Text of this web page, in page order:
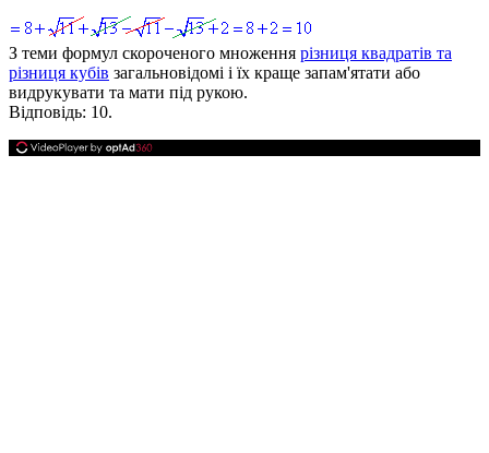
З теми формул скороченого множення різниця квадратів та
різниця кубів загальновідомі і їх краще запам'ятати або
видрукувати та мати під рукою.
Відповідь: 10.